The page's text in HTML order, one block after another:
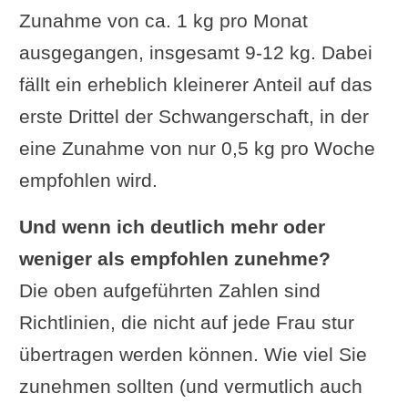
Zunahme von ca. 1 kg pro Monat
ausgegangen, insgesamt 9-12 kg. Dabei
fällt ein erheblich kleinerer Anteil auf das
erste Drittel der Schwangerschaft, in der
eine Zunahme von nur 0,5 kg pro Woche
empfohlen wird.
Und wenn ich deutlich mehr oder
weniger als empfohlen zunehme?
Die oben aufgeführten Zahlen sind
Richtlinien, die nicht auf jede Frau stur
übertragen werden können. Wie viel Sie
zunehmen sollten (und vermutlich auch